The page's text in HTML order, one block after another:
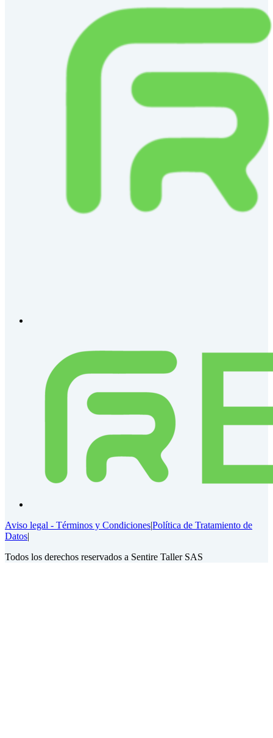
Aviso legal - Términos y Condiciones|Política de Tratamiento de
Datos|
Todos los derechos reservados a Sentire Taller SAS